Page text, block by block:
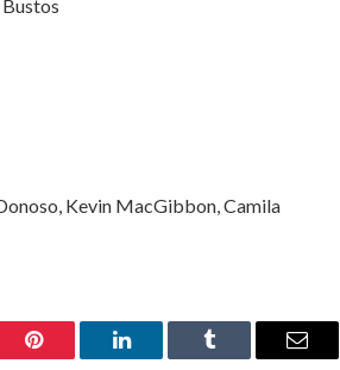
Kevin MacGibbon, Camila
Pinterest LinkedIn Tumblr Email